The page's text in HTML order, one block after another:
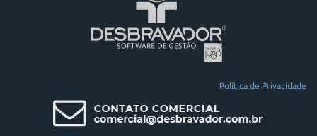
Política de Privacidade